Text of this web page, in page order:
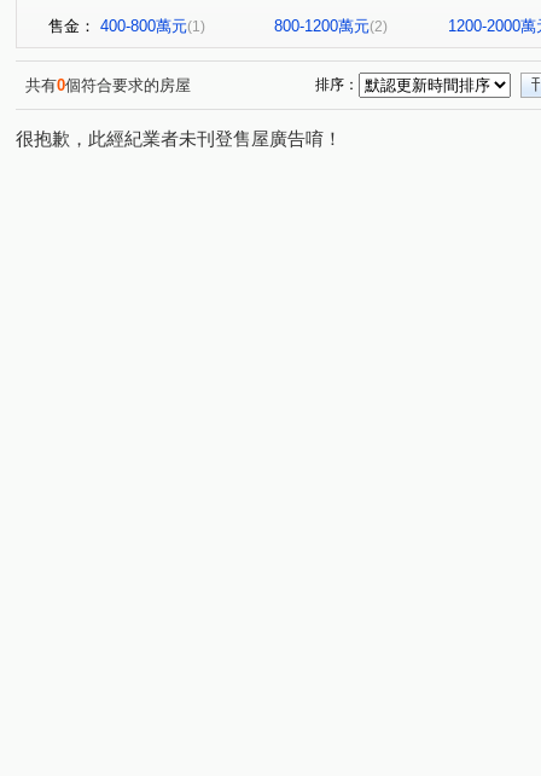
雨果文學館(1) 水美安康(1) 中央名家 建國芳鄰(1)
中央六街(1) 開封街二段(1) 中興路二段(2) 環河路(2)
北新路二段(1) 央北二路(1) 大華三路(1)
安興路(1) 合宜路(1) 圓通路(1) 達觀路(1)
興隆路三
永樂街(1) 中平路(1) 大同街 (1)
售金： 400-800萬元(1) 800-1200萬元(2) 1200-2000萬
共有0個符合要求的房屋 排序：
很抱歉，此經紀業者未刊登售屋廣告唷！